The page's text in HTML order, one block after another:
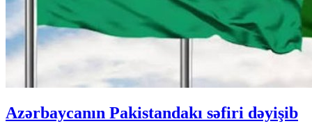
Azərbaycanın Pakistandakı səfiri dəyişib